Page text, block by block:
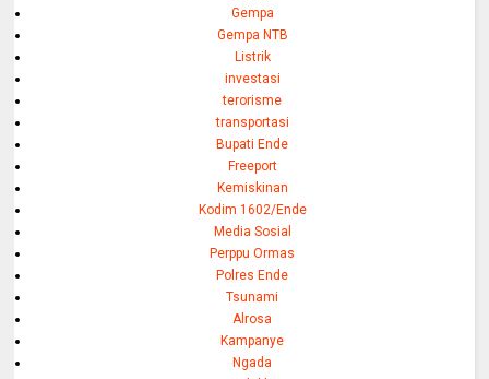
Gempa
Gempa NTB
Listrik
investasi
terorisme
transportasi
Bupati Ende
Freeport
Kemiskinan
Kodim 1602/Ende
Media Sosial
Perppu Ormas
Polres Ende
Tsunami
Alrosa
Kampanye
Ngada